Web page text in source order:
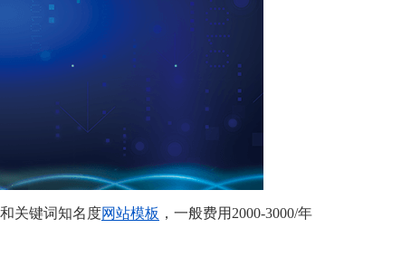
关键词知名度网站模板 ，一般费用2000-3000/年